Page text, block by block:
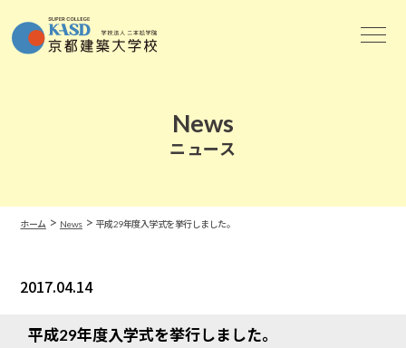
News
ニュース
ホーム > News> 平成29年度入学式を挙行しました。
2017.04.14
平成29年度入学式を挙行しました。